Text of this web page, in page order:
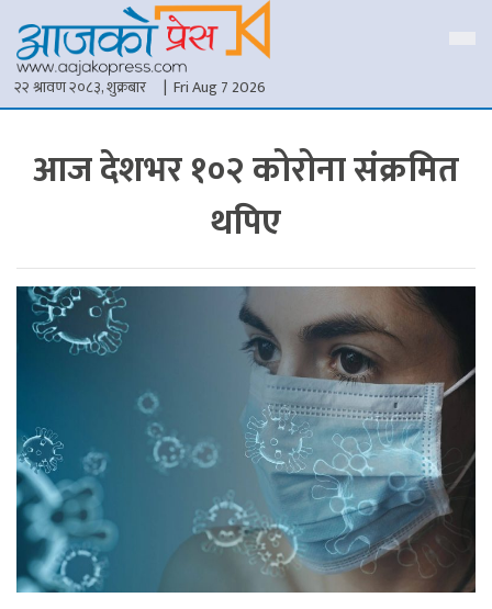
२२ श्रावण २०८३, शुक्रबार | Fri Aug 7 2026
आज देशभर १०२ कोरोना संक्रमित
थपिए